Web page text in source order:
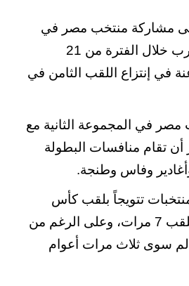
مشاركة منتخب مصر في
بطولة كأس الأمم الأفريقية التي ستقام في المغرب خلال الفترة من 21
وطموح الفراعنة في إنتزاع اللقب الثامن في
مصر في المجموعة الثانية مع
أن تقام منافسات البطولة
تتويجاً بلقب كأس
الأمم الأفريقية، حيث يمتلك رقمًا قياسيًا بحصد اللقب 7 مرات، وعلى الرغم من
سوى ثلاث مرات أعوام